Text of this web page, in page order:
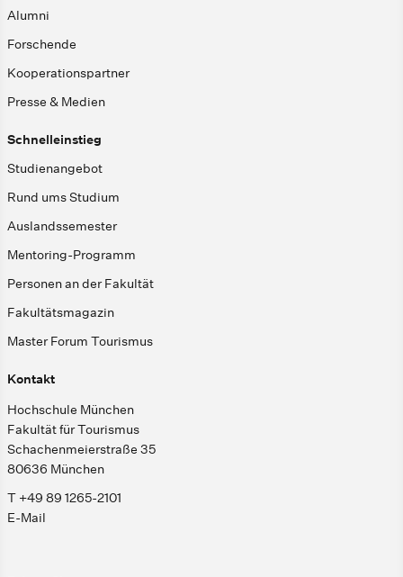
Alumni
Forschende
Kooperationspartner
Presse & Medien
Schnelleinstieg
Studienangebot
Rund ums Studium
Auslandssemester
Mentoring-Programm
Personen an der Fakultät
Fakultätsmagazin
Master Forum Tourismus
Kontakt
Hochschule München
Fakultät für Tourismus
Schachenmeierstraße 35
80636 München
T +49 89 1265-2101
E-Mail